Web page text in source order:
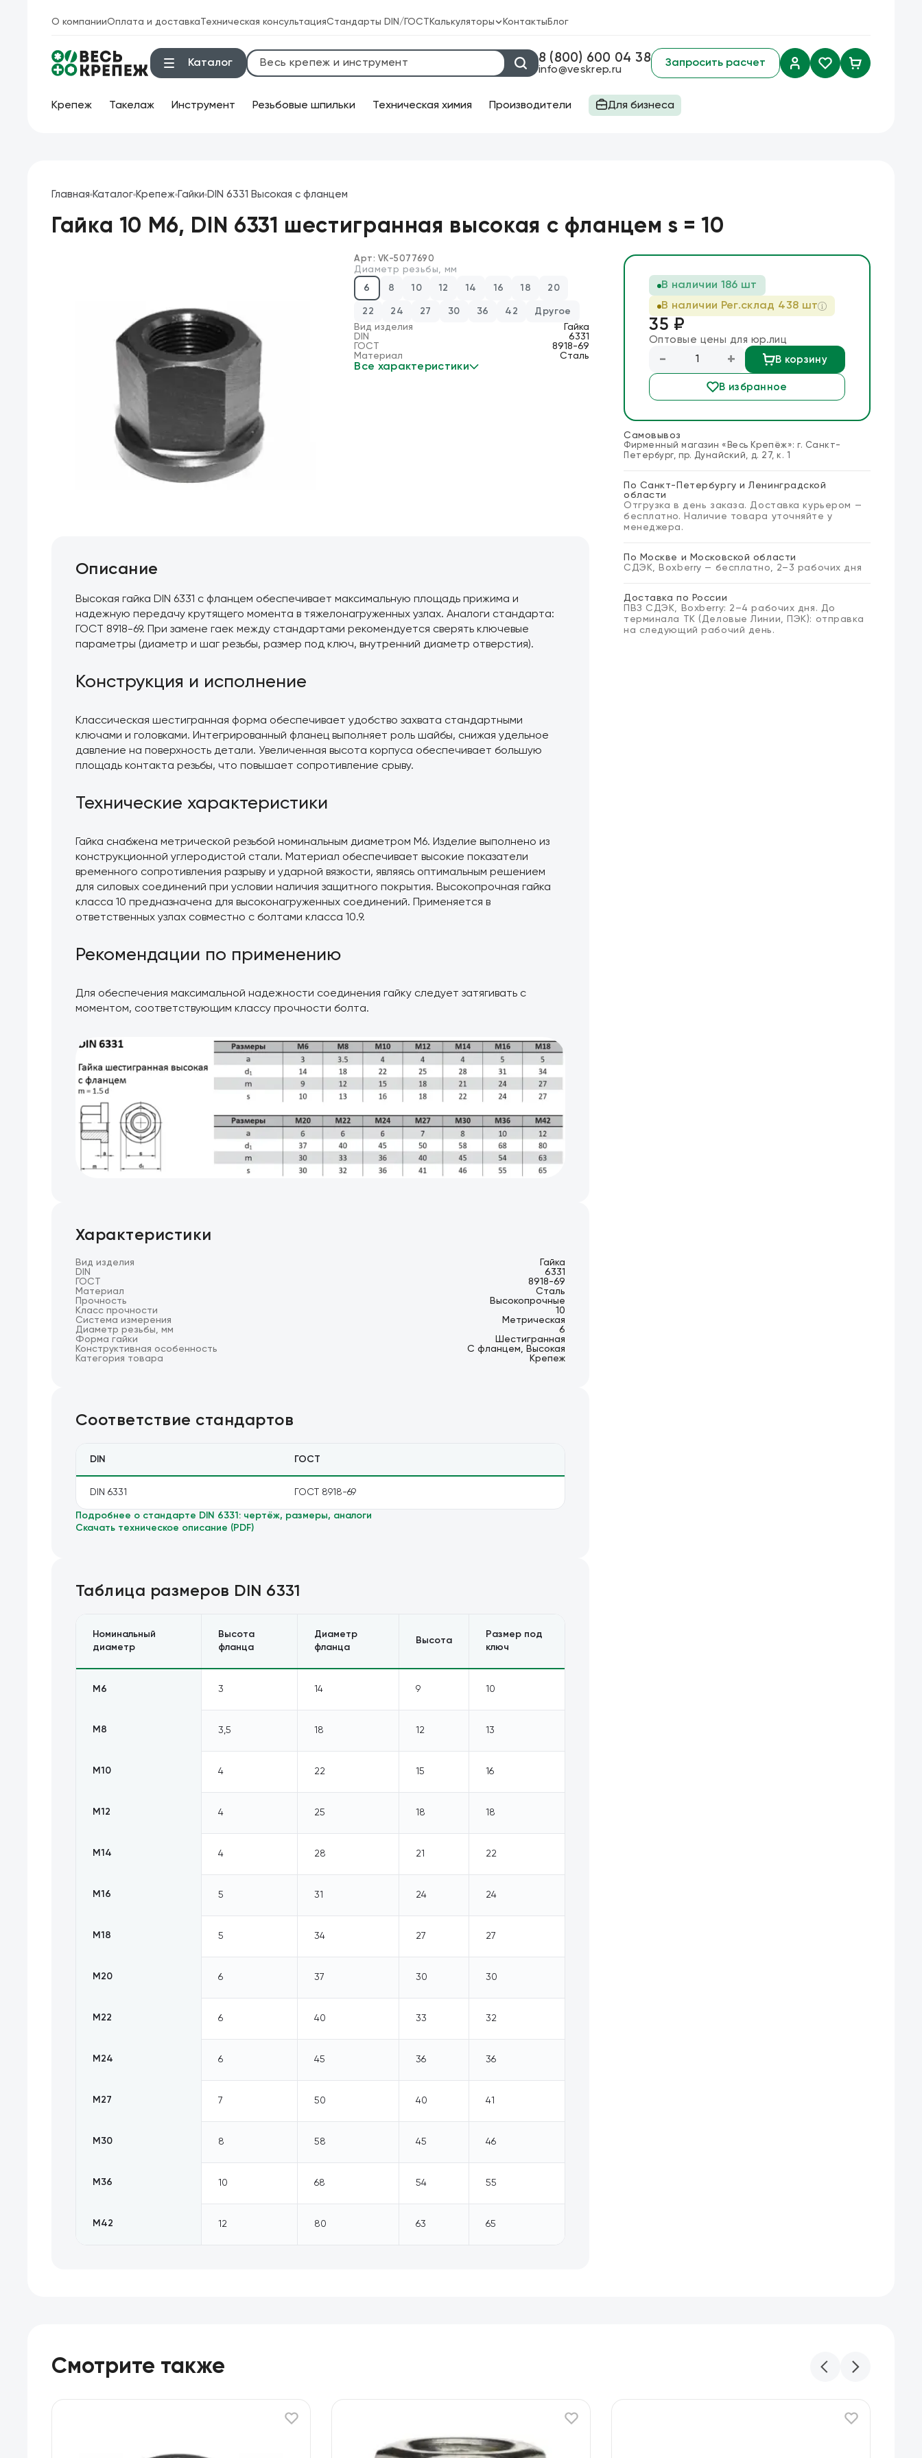
О компанииОплата и доставкаТехническая консультацияСтандарты DIN/ГОСТ Калькуляторы
Калькулятор веса крепежа
Калькулятор химических анкеров
Контакты Блог
Каталог 8 (800) 600 04 38
info@veskrep.ru
Запросить расчет
Крепеж Такелаж Инструмент Резьбовые шпильки Техническая химия Производители Для бизнеса
Крепеж
Техническая химия
Сварочный инструмент
Тонкогубцы
Главная Каталог Крепеж Гайки DIN 6331 Высокая с фланцем
Гайка 10 М6, DIN 6331 шестигранная высокая с фланцем s = 10
Арт: VK-5077690
Диаметр резьбы, мм
6
8 10 12 14 16 18 20
22 24 27 30 36 42
Другое
Вид изделия
Гайка
DIN
6331
ГОСТ
8918-69
Материал
Сталь
Все характеристики
Описание
Высокая гайка DIN 6331 с фланцем обеспечивает максимальную площадь прижима и
надежную передачу крутящего момента в тяжелонагруженных узлах. Аналоги стандарта:
ГОСТ 8918-69. При замене гаек между стандартами рекомендуется сверять ключевые
параметры (диаметр и шаг резьбы, размер под ключ, внутренний диаметр отверстия).
Конструкция и исполнение
Классическая шестигранная форма обеспечивает удобство захвата стандартными
ключами и головками. Интегрированный фланец выполняет роль шайбы, снижая удельное
давление на поверхность детали. Увеличенная высота корпуса обеспечивает большую
площадь контакта резьбы, что повышает сопротивление срыву.
Технические характеристики
Гайка снабжена метрической резьбой номинальным диаметром M6. Изделие выполнено из
конструкционной углеродистой стали. Материал обеспечивает высокие показатели
временного сопротивления разрыву и ударной вязкости, являясь оптимальным решением
для силовых соединений при условии наличия защитного покрытия. Высокопрочная гайка
класса 10 предназначена для высоконагруженных соединений. Применяется в
ответственных узлах совместно с болтами класса 10.9.
Рекомендации по применению
Для обеспечения максимальной надежности соединения гайку следует затягивать с
моментом, соответствующим классу прочности болта.
Характеристики
Вид изделия
Гайка
DIN
6331
ГОСТ
8918-69
Материал
Сталь
Прочность
Высокопрочные
Класс прочности
10
Система измерения
Метрическая
Диаметр резьбы, мм
6
Форма гайки
Шестигранная
Конструктивная особенность
С фланцем, Высокая
Категория товара
Крепеж
Соответствие стандартов
DIN ГОСТ
DIN 6331 ГОСТ 8918-69
Подробнее о стандарте DIN 6331 : чертёж, размеры, аналоги
Скачать техническое описание (PDF)
Таблица размеров DIN 6331
Номинальный
диаметр
Высота
фланца
Диаметр
фланца
Высота
Размер под
ключ
М6 3 14 9 10
М8 3,5 18 12 13
М10 4 22 15 16
М12 4 25 18 18
М14 4 28 21 22
М16 5 31 24 24
М18 5 34 27 27
М20 6 37 30 30
М22 6 40 33 32
М24 6 45 36 36
М27 7 50 40 41
М30 8 58 45 46
М36 10 68 54 55
М42 12 80 63 65
В наличии 186 шт
В наличии Рег.cклад 438 шт
35 ₽
Оптовые цены для юр.лиц
- + В корзину
В избранное
Самовывоз
Фирменный магазин «Весь Крепёж»: г. Санкт-
Петербург, пр. Дунайский, д. 27, к. 1
По Санкт-Петербургу и Ленинградской
области
Отгрузка в день заказа. Доставка курьером —
бесплатно. Наличие товара уточняйте у
менеджера.
По Москве и Московской области
СДЭК, Boxberry — бесплатно, 2–3 рабочих дня
Доставка по России
ПВЗ СДЭК, Boxberry: 2–4 рабочих дня. До
терминала ТК (Деловые Линии, ПЭК): отправка
на следующий рабочий день.
Смотрите также